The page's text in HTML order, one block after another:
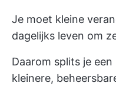
Je moet kleine
dagelijks leven om
Daarom splits je
kleinere,